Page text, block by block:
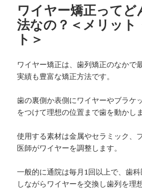
ワイヤー矯正ってど
法なの？＜メリット
ト＞
ワイヤー矯正は、歯列矯正のなかで
実績も豊富な矯正方法です。
歯の裏側か表側にワイヤーやブラケ
をつけて理想の位置まで歯を動かしま
使用する素材は金属やセラミック、
医師がワイヤーを調整します。
一般的に通院は毎月1回以上で、歯
しながらワイヤーを交換し歯列を理